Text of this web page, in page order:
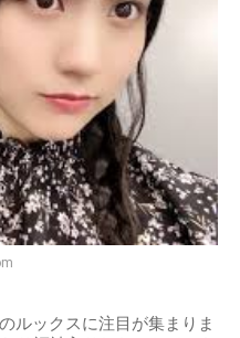
ルックスに注目が集まりま